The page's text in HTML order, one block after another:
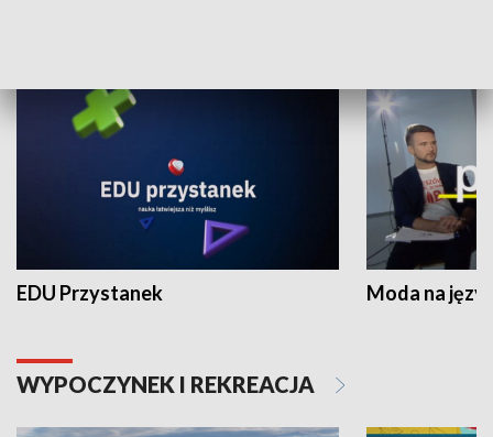
EDU Przystanek Moda na
WYPOCZYNEK I REKREACJA